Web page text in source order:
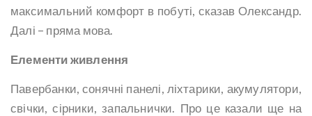
максимальний комфорт в побуті, сказав Олександр.
Далі – пряма мова.
Елементи живлення
Павербанки, сонячні панелі, ліхтарики, акумулятори,
свічки, сірники, запальнички. Про це казали ще на